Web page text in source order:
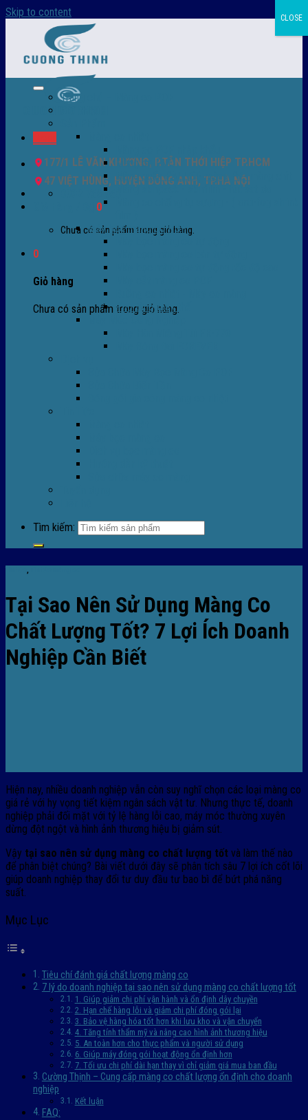
Skip to content
177/1 LÊ VĂN KHƯƠNG, P.TÂN THỚI HIỆP TP.HCM
47 VIỆT HÙNG, HUYỆN ĐÔNG ANH, TP.HÀ NỘI
0932 756 950
0
Chưa có sản phẩm trong giỏ hàng.
0
Giỏ hàng
Chưa có sản phẩm trong giỏ hàng.
Trang chủ – Màng co POF
Màng co PVC
Màng quấn PALLET- màng PE- màng chit
Màng skinpack - skinfilm - hút sát da
Máy bọc màng co POF
Phụ tùng thay thế
Tìm kiếm:
,
Tại Sao Nên Sử Dụng Màng Co
Chất Lượng Tốt? 7 Lợi Ích Doanh
Nghiệp Cần Biết
Hiện nay, nhiều doanh nghiệp vẫn còn suy nghĩ chọn các loại màng co
giá rẻ với hy vọng tiết kiệm ngân sách vật tư. Nhưng thực tế, doanh
nghiệp phải đối mặt với tỷ lệ hàng lỗi cao, máy móc thường xuyên
dừng đột ngột và hình ảnh thương hiệu bị giảm sút.
Vậy tại sao nên sử dụng màng co chất lượng tốt và làm thế nào
để phân biệt chúng? Bài viết dưới đây sẽ phân tích sâu 7 lợi ích cốt lõi
giúp doanh nghiệp thay đổi tư duy đầu tư bao bì để bứt phá năng
suất.
Mục Lục
Tiêu chí đánh giá chất lượng màng co
7 lý do doanh nghiệp tại sao nên sử dụng màng co chất lượng tốt
1. Giúp giảm chi phí vận hành và ổn định dây chuyền
2. Hạn chế hàng lỗi và giảm chi phí đóng gói lại
3. Bảo vệ hàng hóa tốt hơn khi lưu kho và vận chuyển
4. Tăng tính thẩm mỹ và nâng cao hình ảnh thương hiệu
5. An toàn hơn cho thực phẩm và người sử dụng
6. Giúp máy đóng gói hoạt động ổn định hơn
7. Tối ưu chi phí dài hạn thay vì chỉ giảm giá mua ban đầu
Cường Thịnh – Cung cấp màng co chất lượng ổn định cho doanh
nghiệp
Kết luận
FAQ:
CLOSE